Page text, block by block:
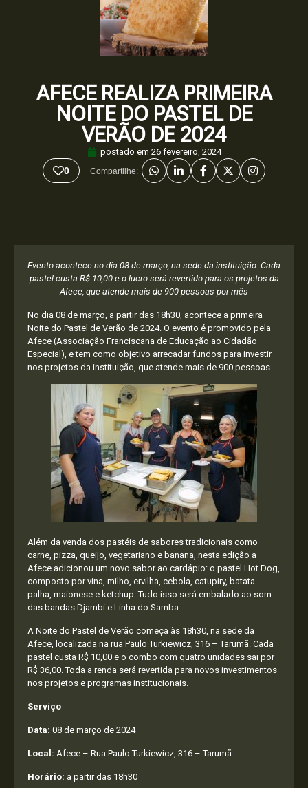
AFECE REALIZA PRIMEIRA
NOITE DO PASTEL DE
VERÃO DE 2024
postado em 26 fevereiro, 2024
0 Compartilhe:
Evento acontece no dia 08 de março, na sede da instituição. Cada
pastel custa R$ 10,00 e o lucro será revertido para os projetos da
Afece, que atende mais de 900 pessoas por mês
No dia 08 de março, a partir das 18h30, acontece a primeira
Noite do Pastel de Verão de 2024. O evento é promovido pela
Afece (Associação Franciscana de Educação ao Cidadão
Especial), e tem como objetivo arrecadar fundos para investir
nos projetos da instituição, que atende mais de 900 pessoas.
Além da venda dos pastéis de sabores tradicionais como
carne, pizza, queijo, vegetariano e banana, nesta edição a
Afece adicionou um novo sabor ao cardápio: o pastel Hot Dog,
composto por vina, milho, ervilha, cebola, catupiry, batata
palha, maionese e ketchup. Tudo isso será embalado ao som
das bandas Djambi e Linha do Samba.
A Noite do Pastel de Verão começa às 18h30, na sede da
Afece, localizada na rua Paulo Turkiewicz, 316 – Tarumã. Cada
pastel custa R$ 10,00 e o combo com quatro unidades sai por
R$ 36,00. Toda a renda será revertida para novos investimentos
nos projetos e programas institucionais.
Serviço
Data: 08 de março de 2024
Local: Afece – Rua Paulo Turkiewicz, 316 – Tarumã
Horário: a partir das 18h30